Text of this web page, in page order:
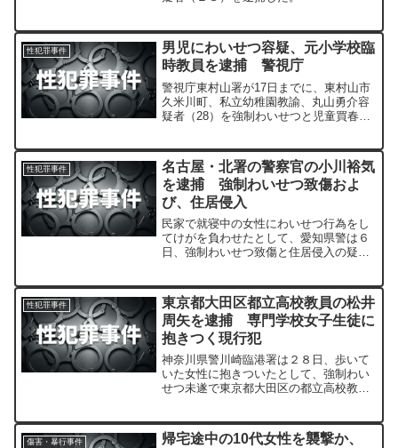
性犯罪事件
男児にわいせつ容疑、元小学校臨
時教員を逮捕 警視庁
警視庁東村山署が17日までに、東村山市
久米川町、私立幼稚園教諭、丸山勇介容
疑者（28）を強制わいせつと児童買春・
取材で分かった。
性犯罪事件
名古屋・北署の警察官の小川裕気
を逮捕 強制わいせつ致傷およ
び、住居侵入
民家で就寝中の女性にわいせつ行為をし
てけがを負わせたとして、愛知県警は６
日、強制わいせつ致傷と住居侵入の疑い
＝を逮捕した。
性犯罪事件
東京都大田区都立高校教員の松井
周矢を逮捕 専門学校女子生徒に
抱きつく現行犯
神奈川県警川崎臨港署は２８日、歩いて
いた女性に抱きついたとして、強制わい
せつ未遂で東京都大田区の都立高校教員
傷害・暴行事件
帰宅途中の10代女性を襲撃か、